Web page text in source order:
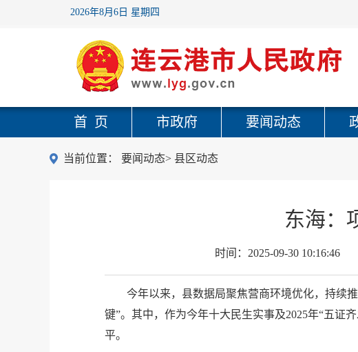
2026年8月6日 星期四
首 页 市政府 要闻动态
当前位置： 要闻动态> 县区动态
东海：
时间： 2025-09-30 10:16:46
今年以来，县数据局聚焦营商环境优化，持续
键”。其中，作为今年十大民生实事及2025年“五证
平。